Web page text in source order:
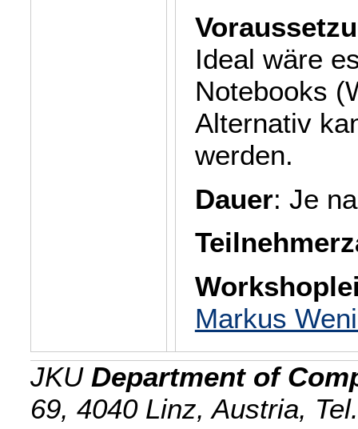
Ideal wäre
Notebooks
Alternativ
werden.
Dauer: Je
Markus
JKU Department of
69, 4040 Linz, Austria,